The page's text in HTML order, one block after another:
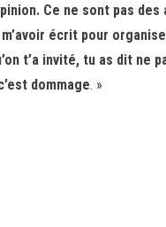
Ce ne sont pas
écrit pour
t’a invité, tu as dit ne
dommage. »